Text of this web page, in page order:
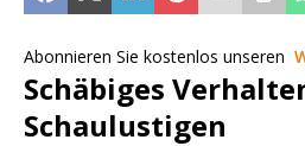
Abonnieren Sie kostenlos unseren
Schäbiges
Schaulustigen